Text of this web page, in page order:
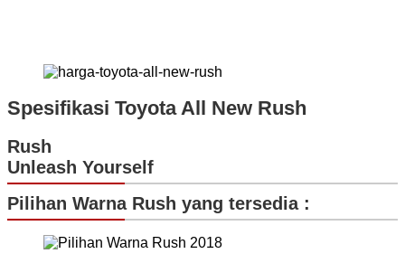
Spesifikasi Toyota All New Rush
Rush
Unleash Yourself
Pilihan Warna Rush yang tersedia :